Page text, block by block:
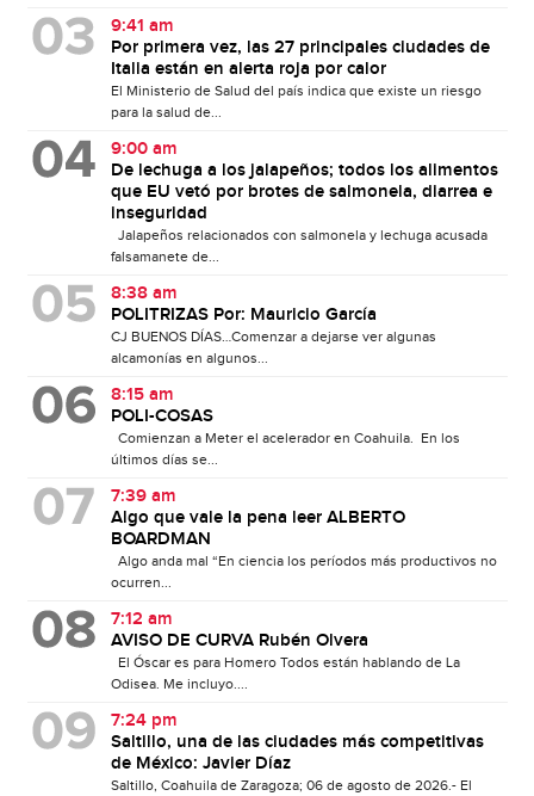
9:41 am
Por primera vez, las 27 principales ciudades de
Italia están en alerta roja por calor
El Ministerio de Salud del país indica que existe un riesgo
para la salud de...
9:00 am
De lechuga a los jalapeños; todos los alimentos
que EU vetó por brotes de salmonela, diarrea e
inseguridad
Jalapeños relacionados con salmonela y lechuga acusada
falsamanete de...
8:38 am
POLITRIZAS Por: Mauricio García
CJ BUENOS DÍAS…Comenzar a dejarse ver algunas
alcamonías en algunos...
8:15 am
POLI-COSAS
Comienzan a Meter el acelerador en Coahuila. En los
últimos días se...
7:39 am
Algo que vale la pena leer ALBERTO
BOARDMAN
Algo anda mal “En ciencia los períodos más productivos no
ocurren...
7:12 am
AVISO DE CURVA Rubén Olvera
El Óscar es para Homero Todos están hablando de La
Odisea. Me incluyo....
7:24 pm
Saltillo, una de las ciudades más competitivas
de México: Javier Díaz
Saltillo, Coahuila de Zaragoza; 06 de agosto de 2026.- El